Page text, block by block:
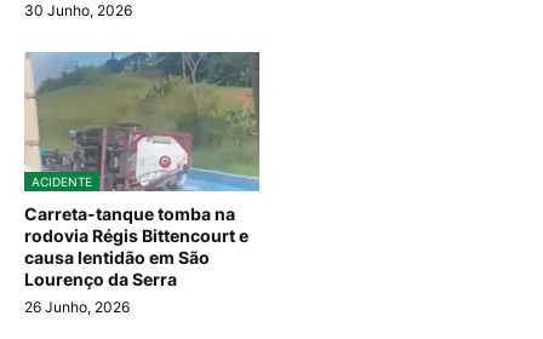
30 Junho, 2026
ACIDENTE
Carreta-tanque tomba na
rodovia Régis Bittencourt e
causa lentidão em São
Lourenço da Serra
26 Junho, 2026